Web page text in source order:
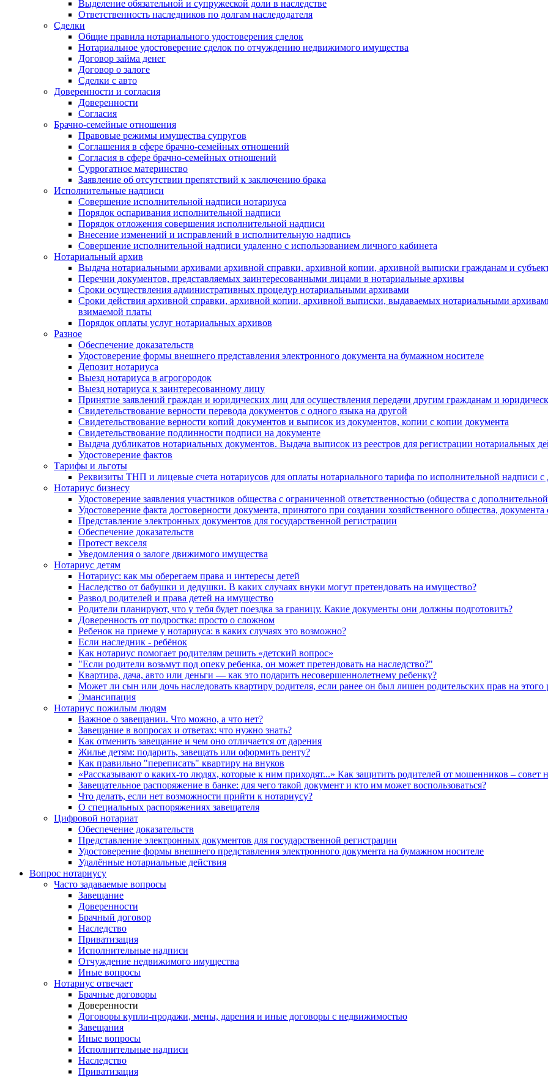
Выделение обязательной и супружеской доли в наследстве
Ответственность наследников по долгам наследодателя
Сделки
Общие правила нотариального удостоверения сделок
Нотариальное удостоверение сделок по отчуждению недвижимого имущества
Договор займа денег
Договор о залоге
Сделки с авто
Доверенности и согласия
Доверенности
Согласия
Брачно-семейные отношения
Правовые режимы имущества супругов
Соглашения в сфере брачно-семейных отношений
Согласия в сфере брачно-семейных отношений
Суррогатное материнство
Заявление об отсутствии препятствий к заключению брака
Исполнительные надписи
Совершение исполнительной надписи нотариуса
Порядок оспаривания исполнительной надписи
Порядок отложения совершения исполнительной надписи
Внесение изменений и исправлений в исполнительную надпись
Совершение исполнительной надписи удаленно с использованием личного кабинета
Нотариальный архив
Выдача нотариальными архивами архивной справки, архивной копии, архивной выписки гражданам и
Перечни документов, представляемых заинтересованными лицами в нотариальные архивы
Сроки осуществления административных процедур нотариальными архивами
Сроки действия архивной справки, архивной копии, архивной выписки, выдаваемых нотариальными
взимаемой платы
Порядок оплаты услуг нотариальных архивов
Разное
Обеспечение доказательств
Удостоверение формы внешнего представления электронного документа на бумажном носителе
Депозит нотариуса
Выезд нотариуса в агрогородок
Выезд нотариуса к заинтересованному лицу
Принятие заявлений граждан и юридических лиц для осуществления передачи другим гражданам и
Свидетельствование верности перевода документов с одного языка на другой
Свидетельствование верности копий документов и выписок из документов, копии с копии документа
Свидетельствование подлинности подписи на документе
Выдача дубликатов нотариальных документов. Выдача выписок из реестров для регистрации нотариальных
Удостоверение фактов
Тарифы и льготы
Реквизиты ТНП и лицевые счета нотариусов для оплаты нотариального тарифа по исполнительной надписи с
Нотариус бизнесу
Удостоверение заявления участников общества с ограниченной ответственностью (общества с
Удостоверение факта достоверности документа, принятого при создании хозяйственного общества,
Представление электронных документов для государственной регистрации
Обеспечение доказательств
Протест векселя
Уведомления о залоге движимого имущества
Нотариус детям
Нотариус: как мы оберегаем права и интересы детей
Наследство от бабушки и дедушки. В каких случаях внуки могут претендовать на имущество?
Развод родителей и права детей на имущество
Родители планируют, что у тебя будет поездка за границу. Какие документы они должны подготовить?
Доверенность от подростка: просто о сложном
Ребенок на приеме у нотариуса: в каких случаях это возможно?
Если наследник - ребёнок
Как нотариус помогает родителям решить «детский вопрос»
"Если родители возьмут под опеку ребенка, он может претендовать на наследство?"
Квартира, дача, авто или деньги — как это подарить несовершеннолетнему ребенку?
Может ли сын или дочь наследовать квартиру родителя, если ранее он был лишен родительских прав на этого
Эмансипация
Нотариус пожилым людям
Важное о завещании. Что можно, а что нет?
Завещание в вопросах и ответах: что нужно знать?
Как отменить завещание и чем оно отличается от дарения
Жилье детям: подарить, завещать или оформить ренту?
Как правильно "переписать" квартиру на внуков
«Рассказывают о каких-то людях, которые к ним приходят...» Как защитить родителей от мошенников – совет
Завещательное распоряжение в банке: для чего такой документ и кто им может воспользоваться?
Что делать, если нет возможности прийти к нотариусу?
О специальных распоряжениях завещателя
Цифровой нотариат
Обеспечение доказательств
Представление электронных документов для государственной регистрации
Удостоверение формы внешнего представления электронного документа на бумажном носителе
Удалённые нотариальные действия
Вопрос нотариусу
Часто задаваемые вопросы
Завещание
Доверенности
Брачный договор
Наследство
Приватизация
Исполнительные надписи
Отчуждение недвижимого имущества
Иные вопросы
Нотариус отвечает
Брачные договоры
Доверенности
Договоры купли-продажи, мены, дарения и иные договоры с недвижимостью
Завещания
Иные вопросы
Исполнительные надписи
Наследство
Приватизация